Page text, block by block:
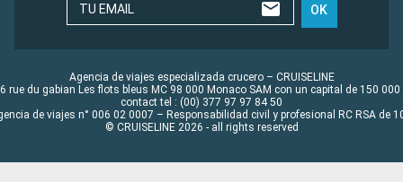
TU EMAIL OK
Agencia de viajes especializada crucero – CRUISELINE
rue du gabian Les flots bleus MC 98 000 Monaco SAM con un capital de 150 000
contact tel : (00) 377 97 97 84 50
de viajes n° 006 02 0007 – Responsabilidad civil y profesional RC RSA de
© CRUISELINE 2026 - all rights reserved